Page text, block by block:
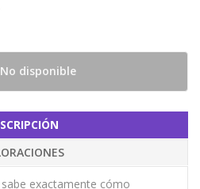
No disponible
exactamente cómo